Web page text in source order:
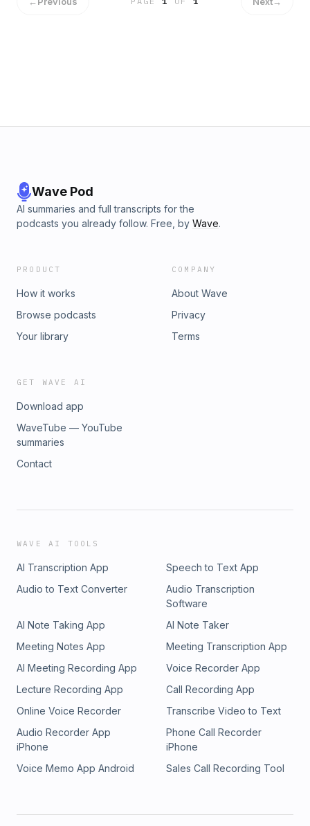
Wave Pod
AI summaries and full transcripts for the
podcasts you already follow. Free, by Wave.
PRODUCT
How it works
Browse podcasts
Your library
COMPANY
About Wave
Privacy
Terms
GET WAVE AI
Download app
WaveTube — YouTube
summaries
Contact
WAVE AI TOOLS
AI Transcription App
Speech to Text App
Audio to Text Converter
Audio Transcription
Software
AI Note Taking App
AI Note Taker
Meeting Notes App
Meeting Transcription App
AI Meeting Recording App
Voice Recorder App
Lecture Recording App
Call Recording App
Online Voice Recorder
Transcribe Video to Text
Audio Recorder App
iPhone
Phone Call Recorder
iPhone
Voice Memo App Android
Sales Call Recording Tool